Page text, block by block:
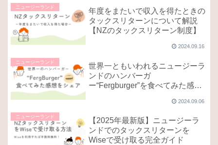
ニュージーランド
年度をまたいで収入を得たときの
タックスリターンについて解説
【NZのタックスリターン制度】
2024.09.16
ニュージーランド
世界一ともいわれるニュージーラ
ンドのハンバーガ
ー“Fergburger”を食べてみた感想
2024.09.06
ニュージーランド
【2025年最新版】ニュージーラ
ンドでのタックスリターンを
Wiseで受け取る完全ガイド